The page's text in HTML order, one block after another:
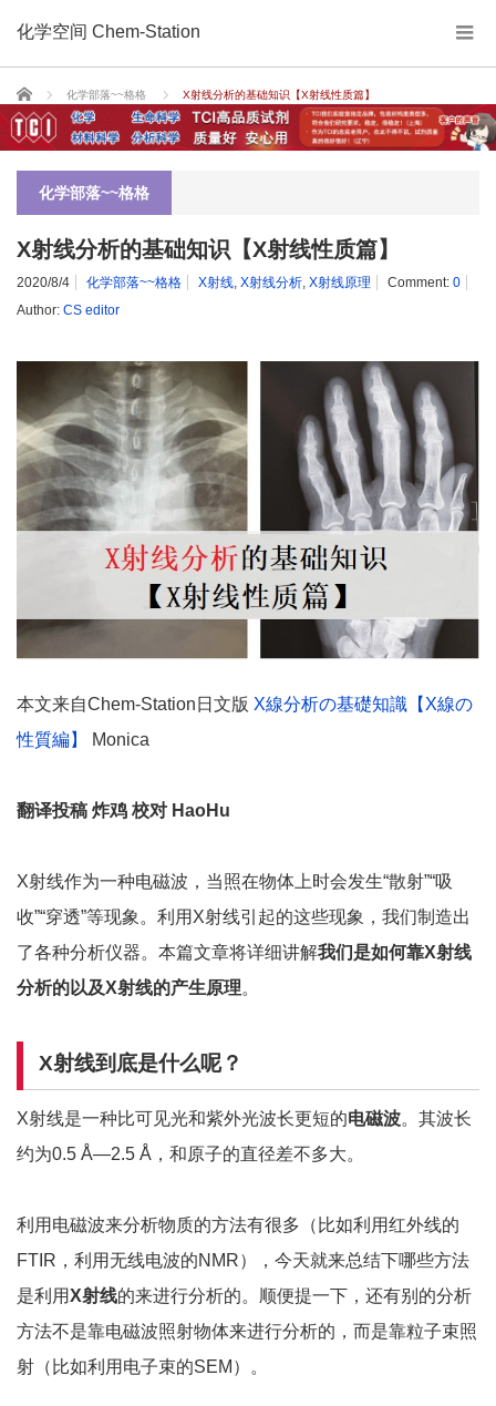
化学空间 Chem-Station
Home 化学部落~~格格 X射线分析的基础知识【X射线性质篇】
化学部落~~格格
X射线分析的基础知识【X射线性质篇】
2020/8/4 化学部落~~格格 X射线 X射线分析 X射线原理 Comment: 0
Author: CS editor
本文来自Chem-Station日文版 X線分析の基礎知識【X線の
性質編】
Monica
翻译投稿 炸鸡 校对 HaoHu
X射线作为一种电磁波，当照在物体上时会发生“散射”“吸
收”“穿透”等现象。利用X射线引起的这些现象，我们制造出
了各种分析仪器。本篇文章将详细讲解我们是如何靠X射线
分析的以及X射线的产生原理。
X射线到底是什么呢？
X射线是一种比可见光和紫外光波长更短的电磁波。其波长
约为0.5 Å—2.5 Å，和原子的直径差不多大。
利用电磁波来分析物质的方法有很多（比如利用红外线的
FTIR，利用无线电波的NMR），今天就来总结下哪些方法
是利用X射线的来进行分析的。顺便提一下，还有别的分析
方法不是靠电磁波照射物体来进行分析的，而是靠粒子束照
射（比如利用电子束的SEM）。